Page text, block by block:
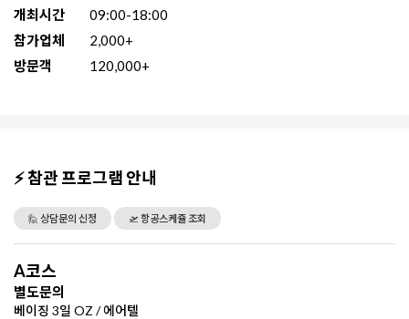
개최시간
09:00-18:00
참가업체
2,000+
방문객
120,000+
⚡ 참관 프로그램 안내
🙋 상담문의 신청 🛫 항공스케쥴 조회
A코스
별도문의
베이징 3일 OZ / 에어텔